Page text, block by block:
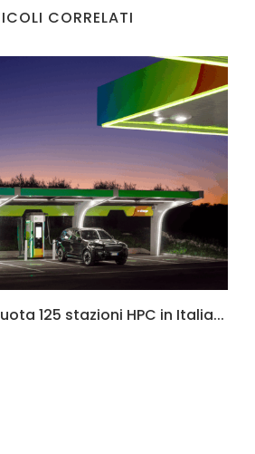
CORRELATI
125 stazioni HPC in Italia...